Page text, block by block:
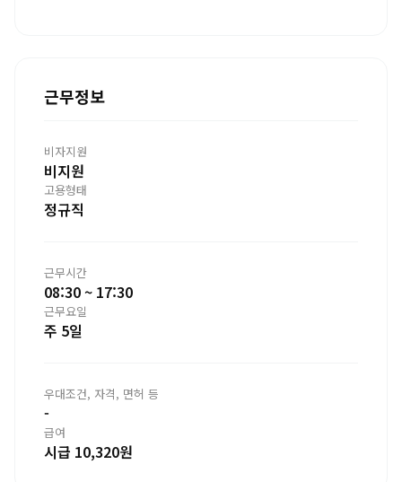
근무정보
비자지원
비지원
고용형태
정규직
근무시간
08:30 ~ 17:30
근무요일
주 5일
우대조건, 자격, 면허 등
-
급여
시급 10,320원